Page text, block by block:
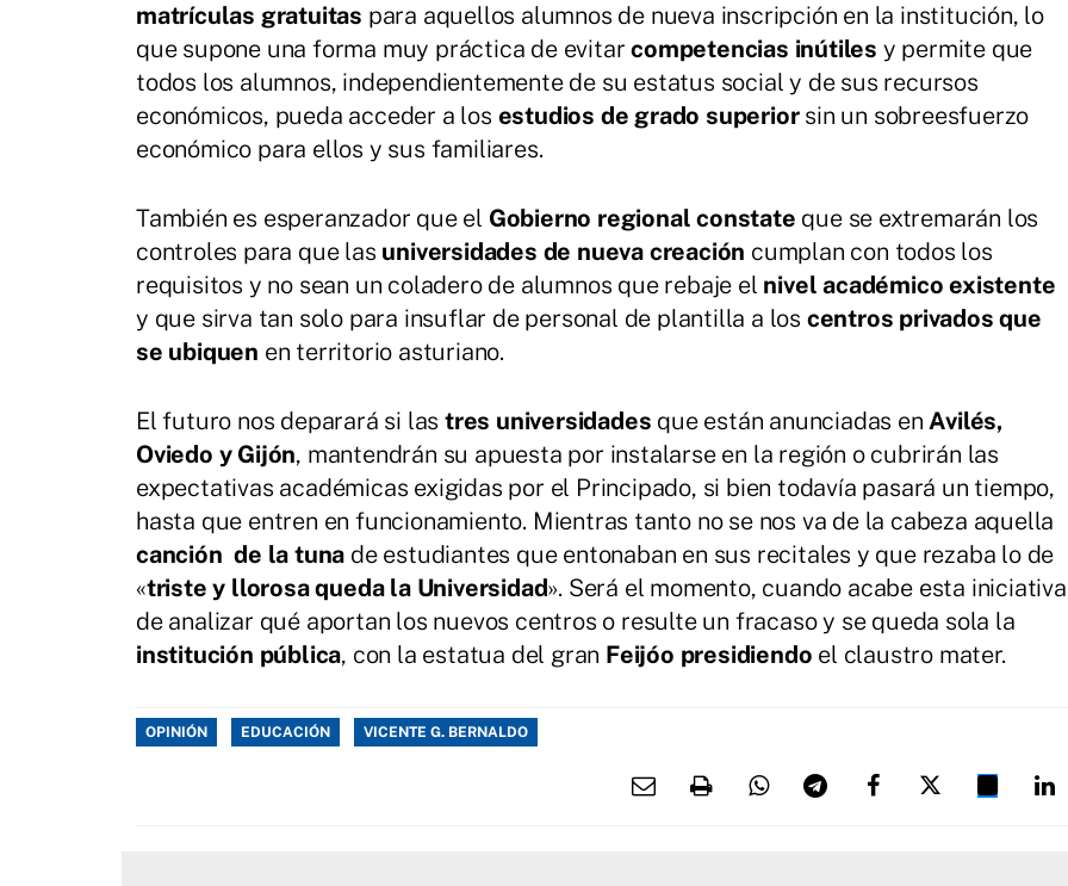
matrículas gratuitas para aquellos alumnos de nueva inscripción en la institución, lo
que supone una forma muy práctica de evitarcompetencias inútiles y permite que
todos los alumnos, independientemente de su estatus social y de sus recursos
económicos, pueda acceder a los estudios de grado superiorsin un sobreesfuerzo
económico para ellos y sus familiares.
También es esperanzador que el Gobierno regional constate que se extremarán los
controles para que las universidades de nueva creación cumplan con todos los
requisitos y no sean un coladero de alumnos que rebaje el nivel académico existente
y que sirva tan solo para insuflar de personal de plantilla a los centros privados que
se ubiquen en territorio asturiano.
El futuro nos deparará si las tres universidades que están anunciadas enAvilés,
Oviedo y Gijón, mantendrán su apuesta por instalarse en la región o cubrirán las
expectativas académicas exigidas por el Principado, si bien todavía pasará un tiempo,
hasta que entren en funcionamiento. Mientras tanto no se nos va de la cabeza aquella
canción de la tuna de estudiantes que entonaban en sus recitales y que rezaba lo de
«triste y llorosa queda la Universidad». Será el momento, cuando acabe esta
de analizar qué aportan los nuevos centros o resulte un fracaso y se queda sola la
institución pública, con la estatua del gran Feijóo presidiendo el claustro mater.
OPINIÓN EDUCACIÓN VICENTE G. BERNALDO